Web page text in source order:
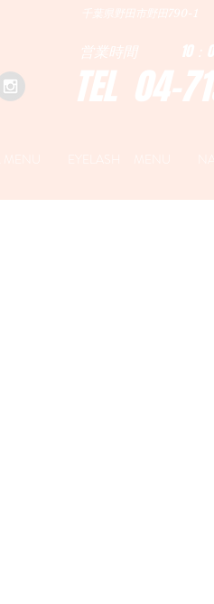
千葉県野田市野田790-1
TEL 04-
営業時間 10：00